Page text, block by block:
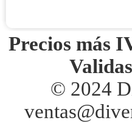
Precios más
© 2024